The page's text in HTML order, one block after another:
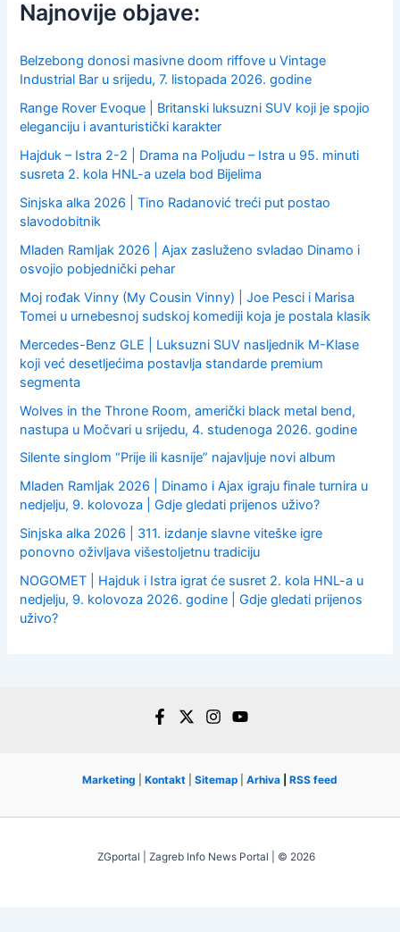
f
o
:
Najnovije objave:
Belzebong donosi masivne doom riffove u Vintage
Industrial Bar u srijedu, 7. listopada 2026. godine
Range Rover Evoque | Britanski luksuzni SUV koji je spojio
eleganciju i avanturistički karakter
Hajduk – Istra 2-2 | Drama na Poljudu – Istra u 95. minuti
susreta 2. kola HNL-a uzela bod Bijelima
Sinjska alka 2026 | Tino Radanović treći put postao
slavodobitnik
Mladen Ramljak 2026 | Ajax zasluženo svladao Dinamo i
osvojio pobjednički pehar
Moj rođak Vinny (My Cousin Vinny) | Joe Pesci i Marisa
Tomei u urnebesnoj sudskoj komediji koja je postala klasik
Mercedes-Benz GLE | Luksuzni SUV nasljednik M-Klase
koji već desetljećima postavlja standarde premium
segmenta
Wolves in the Throne Room, američki black metal bend,
nastupa u Močvari u srijedu, 4. studenoga 2026. godine
Silente singlom “Prije ili kasnije” najavljuje novi album
Mladen Ramljak 2026 | Dinamo i Ajax igraju finale turnira u
nedjelju, 9. kolovoza | Gdje gledati prijenos uživo?
Sinjska alka 2026 | 311. izdanje slavne viteške igre
ponovno oživljava višestoljetnu tradiciju
NOGOMET | Hajduk i Istra igrat će susret 2. kola HNL-a u
nedjelju, 9. kolovoza 2026. godine | Gdje gledati prijenos
uživo?
Marketing Kontakt Sitemap Arhiva RSS feed
ZGportal | Zagreb Info News Portal | © 2026